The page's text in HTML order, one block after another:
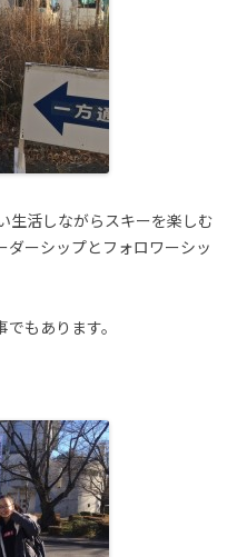
生活しながらスキーを楽しむ
ダーシップとフォロワーシッ
もあります。